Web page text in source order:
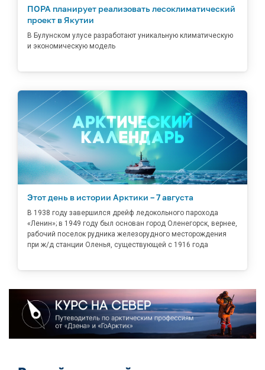
ПОРА планирует реализовать лесоклиматический
проект в Якутии
В Булунском улусе разработают уникальную климатическую
и экономическую модель
Этот день в истории Арктики – 7 августа
В 1938 году завершился дрейф ледокольного парохода
«Ленин»; в 1949 году был основан город Оленегорск, вернее,
рабочий поселок рудника железорудного месторождения
при ж/д станции Оленья, существующей с 1916 года